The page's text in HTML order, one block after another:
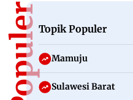
Topik Populer
Mamuju
Sulawesi Barat